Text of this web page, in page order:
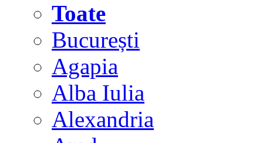
Toate
București
Agapia
Alba Iulia
Alexandria